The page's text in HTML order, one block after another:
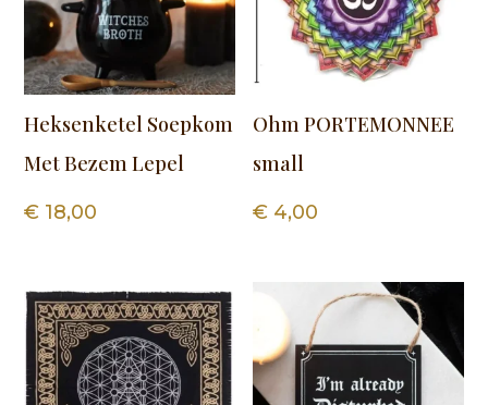
Heksenketel Soepkom
Met Bezem Lepel
€ 18,00
Ohm PORTEMONNEE
small
€ 4,00